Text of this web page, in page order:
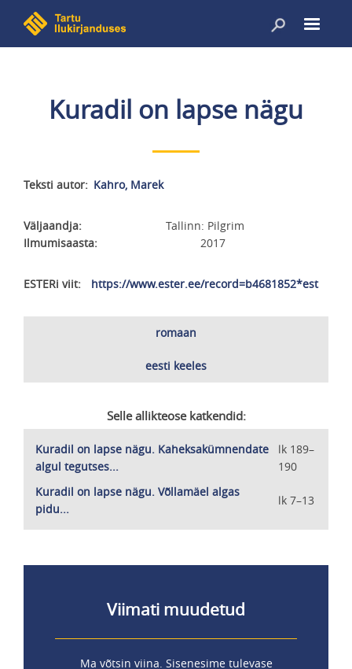
edasi
Kuradil on lapse nägu
Teksti autor Kahro, Marek
Väljaandja
Tallinn: Pilgrim
Ilmumisaasta
2017
ESTERi viit https://www.ester.ee/record=b4681852*est
romaan
eesti keeles
Selle allikteose katkendid:
Kuradil on lapse nägu. Kaheksakümnendate
algul tegutses...
lk 189–
190
Kuradil on lapse nägu. Võllamäel algas
pidu...
lk 7–13
Viimati muudetud
Ma võtsin viina. Sisenesime tulevase